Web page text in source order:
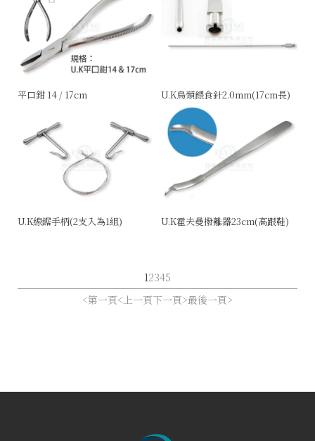
平口鉗 14 / 17cm U.K鳥類餵食針2.0mm(17cm長)
U.K線鋸手柄(2支入為1組) U.K霍夫曼撥離器23cm(高跟鞋)
第一頁 上一頁
12345
下一頁 最後一頁